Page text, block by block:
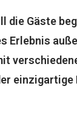
die Gäste
Erlebnis